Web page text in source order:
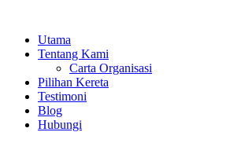
contentUtama
Tentang Kami
Carta Organisasi
Pilihan Kereta
Testimoni
Blog
Hubungi